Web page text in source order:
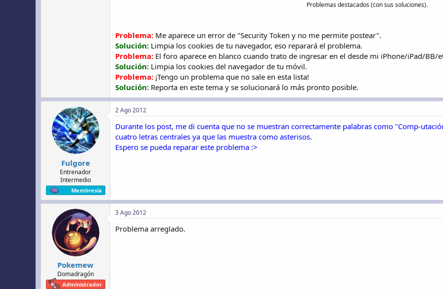
Problemas destacados (con sus soluciones).
Problema: Me aparece un error de "Security Token y no me permite postear".
Solución: Limpia los cookies de tu navegador, eso reparará el problema.
Problema: El foro aparece en blanco cuando trato de ingresar en el desde mi iPhone/iPad/BB/
Solución: Limpia los cookies del navegador de tu móvil.
Problema: ¡Tengo un problema que no sale en esta lista!
Solución: Reporta en este tema y se solucionará lo más pronto posible.
Fulgore
Entrenador
Intermedio
Membresía
2 Ago 2012
Durante los post, me di cuenta que no se muestran correctamente palabras como "Comp-
cuatro letras centrales ya que las muestra como asterisos.
Espero se pueda reparar este problema :>
Pokemew
Domadragón
Administrador
3 Ago 2012
Problema arreglado.